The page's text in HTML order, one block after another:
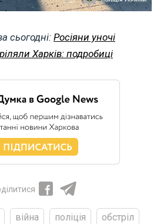
сьогодні: Росіяни уночі
Харків: подробиці
війна поліція
обстріл